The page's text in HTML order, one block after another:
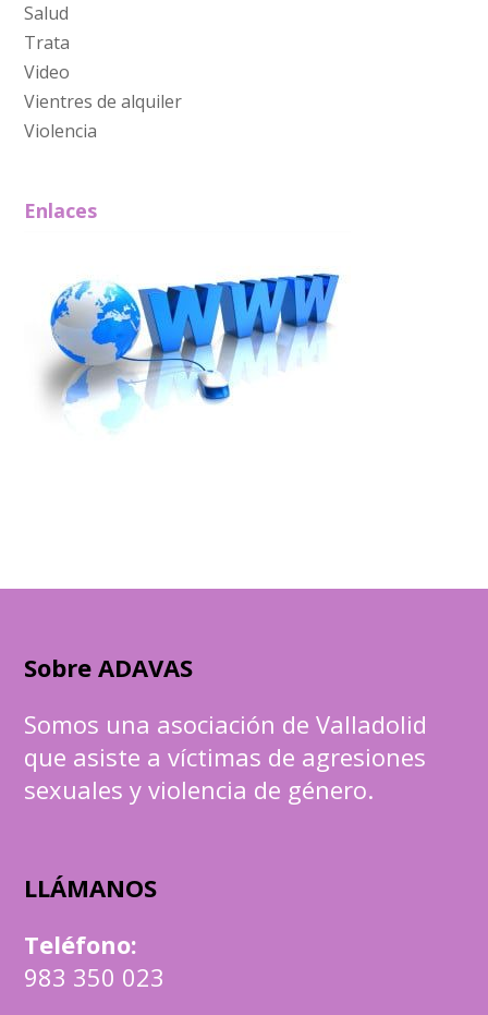
Salud
Trata
Video
Vientres de alquiler
Violencia
Enlaces
Sobre ADAVAS
Somos una asociación de Valladolid
que asiste a víctimas de agresiones
sexuales y violencia de género.
LLÁMANOS
Teléfono:
983 350 023